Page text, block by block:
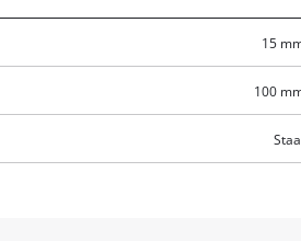
15
100